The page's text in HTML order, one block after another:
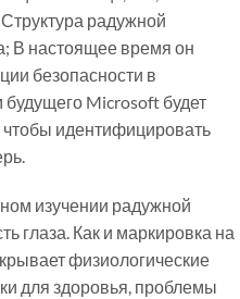
радужной
В настоящее время он
безопасности в
Microsoft будет
чтобы идентифицировать
изучении радужной
глаза. Как и маркировка на
физиологические
для здоровья, проблемы